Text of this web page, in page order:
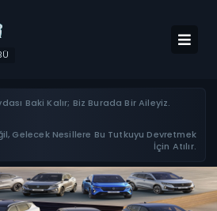
Baki Kalır; Biz Burada Bir Aileyiz.
Gelecek Nesillere Bu Tutkuyu Devretmek
İçin Atılır.